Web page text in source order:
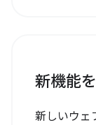
新機能
新しいウェ